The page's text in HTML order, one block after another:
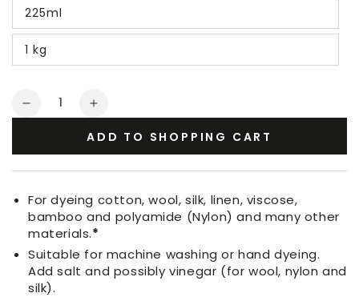
225ml
1 kg
Quantity
Decrease
Old
Rose
Increase
for
Old
Rose
ADD TO SHOPPING CART
For dyeing cotton, wool, silk, linen, viscose,
bamboo and polyamide (Nylon) and many other
materials.*
Suitable for machine washing or hand dyeing.
Add salt and possibly vinegar (for wool, nylon and
silk).